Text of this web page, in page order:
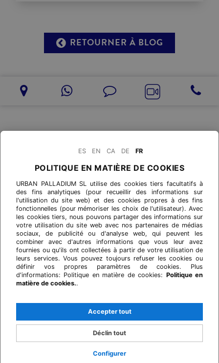
RETOURNER À BLOG
ES EN CA DE FR
POLITIQUE EN MATIÈRE DE COOKIES
URBAN PALLADIUM SL utilise des cookies tiers facultatifs à
des fins analytiques (pour recueillir des informations sur
l'utilisation du site web) et des cookies propres à des fins
fonctionnelles (pour mémoriser les choix de l'utilisateur). Avec
les cookies tiers, nous pouvons partager des informations sur
votre utilisation du site web avec nos partenaires de médias
sociaux, de publicité ou d'analyse web, qui peuvent les
combiner avec d'autres informations que vous leur avez
fournies ou qu'ils ont collectées à partir de votre utilisation de
leurs services. Vous pouvez toujours refuser les cookies ou
définir vos propres paramètres de cookies. Plus
d'informations: Politique en matière de cookies: Politique en
matière de cookies..
Configurer
Déclin tout
Accepter tout